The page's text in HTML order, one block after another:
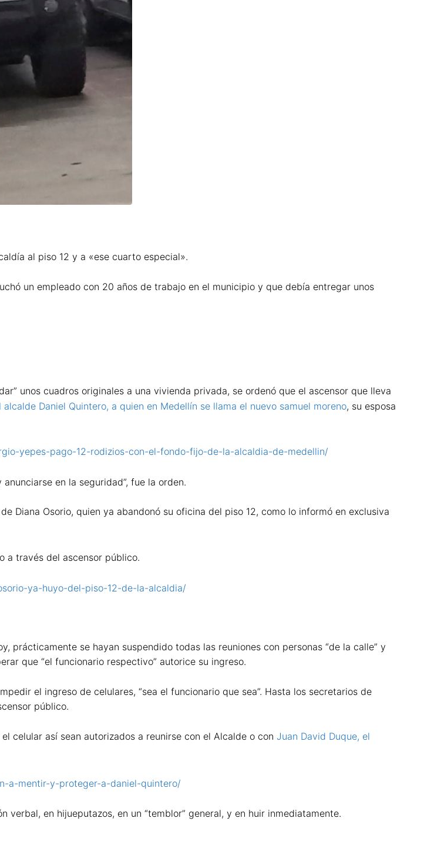
al piso 12 y a «ese cuarto especial».
un empleado con 20 años de trabajo en el municipio y que debía entregar unos
unos cuadros originales a una vivienda privada, se ordenó que el ascensor que lleva
alcalde Daniel Quintero, a quien en Medellín se llama el nuevo samuel moreno, su esposa
yepes-pago-12-rodizios-con-el-fondo-fijo-de-la-alcaldia-de-medellin/
en la seguridad”, fue la orden.
Diana Osorio, quien ya abandonó su oficina del piso 12, como lo informó en exclusiva
a través del ascensor público.
ya-huyo-del-piso-12-de-la-alcaldia/
prácticamente se hayan suspendido todas las reuniones con personas “de la calle” y
que “el funcionario respectivo” autorice su ingreso.
el ingreso de celulares, “sea el funcionario que sea”. Hasta los secretarios de
público.
celular así sean autorizados a reunirse con el Alcalde o con Juan David Duque, el
a-mentir-y-proteger-a-daniel-quintero/
en hijueputazos, en un “temblor” general, y en huir inmediatamente.